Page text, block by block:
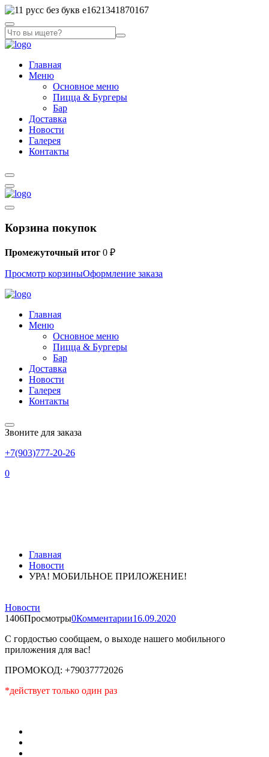
Главная
Меню
Основное меню
Пицца & Бургеры
Бар
Доставка
Новости
Галерея
Контакты
Корзина покупок
Промежуточный итог 0 ₽
Просмотр корзиныОформление заказа
Главная
Меню
Основное меню
Пицца & Бургеры
Бар
Доставка
Новости
Галерея
Контакты
Звоните для заказа
+7(903)777-20-26
0
Главная
Новости
УРА! МОБИЛЬНОЕ ПРИЛОЖЕНИЕ!
Новости
1406Просмотры0Комментарии16.09.2020
С гордостью сообщаем, о выходе нашего мобильного
приложения для вас!
ПРОМОКОД: +79037772026
*действует только один раз